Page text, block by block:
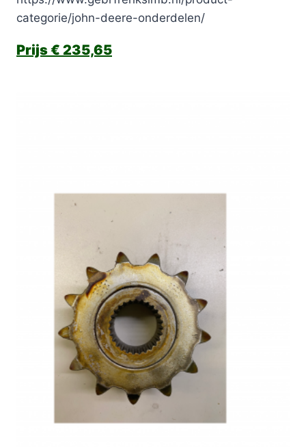
categorie/john-deere-onderdelen/
€ 235,65